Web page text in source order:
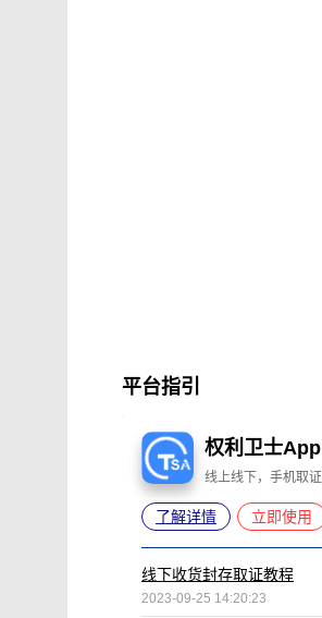
平台指引
权利卫士App
线上线下，手机取证
了解详情 立即使用
线下收货封存取证教程
2023-09-25 14:20:23